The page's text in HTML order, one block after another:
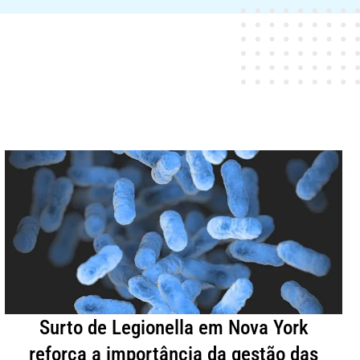
Surto de Legionella em Nova York
reforça a importância da gestão das